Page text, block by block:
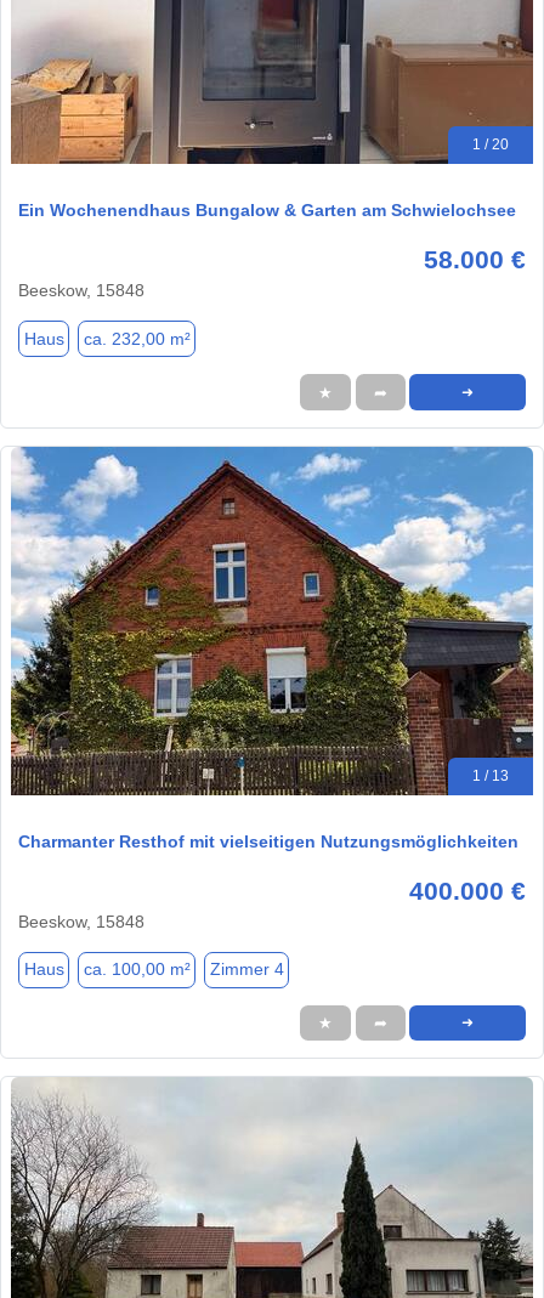
1 / 20
Ein Wochenendhaus Bungalow & Garten am Schwielochsee
58.000 €
Beeskow, 15848
Haus ca. 232,00 m²
★ ➦ ➜
1 / 13
Charmanter Resthof mit vielseitigen Nutzungsmöglichkeiten
400.000 €
Beeskow, 15848
Haus ca. 100,00 m² Zimmer 4
★ ➦ ➜